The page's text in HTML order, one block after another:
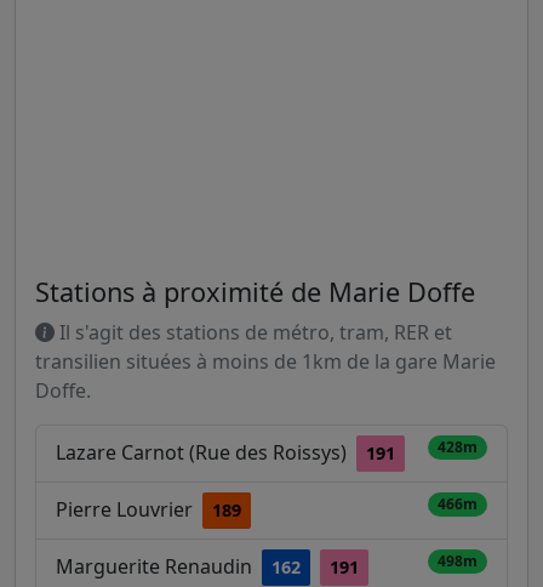
Stations à proximité de Marie Doffe
Il s'agit des stations de métro, tram, RER et
transilien situées à moins de 1km de la gare Marie
Doffe.
Lazare Carnot (Rue des Roissys) 191 428m
Pierre Louvrier 189 466m
Marguerite Renaudin 162 191 498m